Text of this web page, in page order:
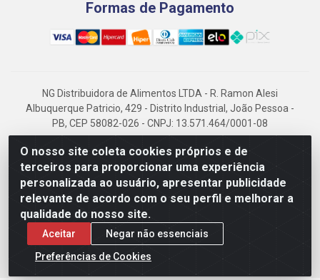
O nosso site coleta cookies próprios e de
terceiros para proporcionar uma experiência
personalizada ao usuário, apresentar publicidade
relevante de acordo com o seu perfil e melhorar a
qualidade do nosso site.
Aceitar
Negar não essenciais
Preferências de Cookies
Formas de Pagamento
NG Distribuidora de Alimentos LTDA - R. Ramon Alesi
Albuquerque Patricio, 429 - Distrito Industrial, João Pessoa -
PB, CEP 58082-026 - CNPJ: 13.571.464/0001-08
NG Alimentos, há mais de 14 anos no mercado paraibano, é
referência em frigorificados, destacando-se pela logística
eficiente e excelência.